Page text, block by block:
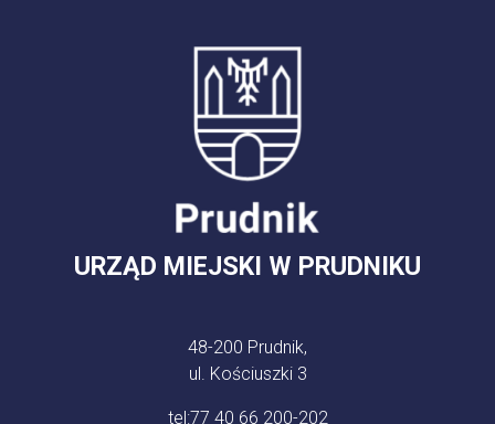
URZĄD MIEJSKI W PRUDNIKU
48-200 Prudnik,
ul. Kościuszki 3
tel:77 40 66 200-202